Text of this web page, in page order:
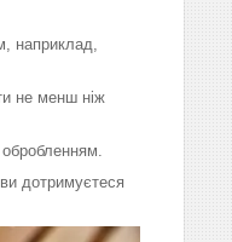
наприклад,
не менш ніж
дотримуєтеся